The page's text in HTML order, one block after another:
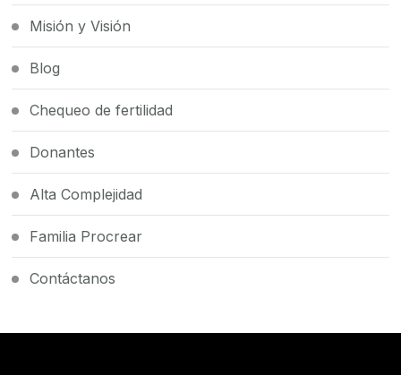
Misión y Visión
Blog
Chequeo de fertilidad
Donantes
Alta Complejidad
Familia Procrear
Contáctanos